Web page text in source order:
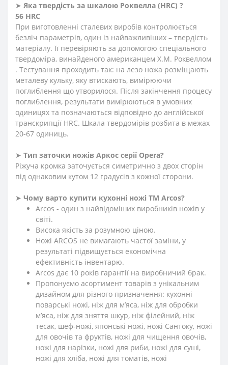
➤ Яка твердість за шкалою Роквелла (HRC) ?
56 HRC
При виготовленні сталевих виробів контролюється
безліч параметрів, один із найважливіших – твердість
матеріалу. Її перевіряють за допомогою спеціального
твердоміра, винайденого американцем Х.М. Роквеллом
. Тестування проходить так: на лезо ножа розміщають
металеву кульку, яку втискають, вимірюючи
поглиблення що утворилося. Після закінчення процесу
поглиблення, результати вимірюються в умовних
одиницях та позначаються відповідно до англійської
транскрипції HRC. Шкала твердомірів розбита в межах
20-67 одиниць.
➤ Тип заточки ножів Аркос серіїOpera?
Ріжуча кромка заточується симетрично з двох сторін
під однаковим кутом 12 градусів з кожної сторони.
➤ Чому варто купити кухонні ножі ТМ Arcos?
Arcos - один з найвідоміших виробників ножів у
світі.
Висока якість за розумною ціною.
Ножі ARCOS не вимагають частої заміни, у
результаті підвищується економічна
ефективність інвентарю.
Arcos дає 10 років гарантії на виробничий брак.
Пропонуємо асортимент товарів з унікальним
дизайном для різного призначення: кухонні
поварські ножі, ніж для м’яса, ніж для обробки
м’яса, ніж для зняття шкур, ніж філейний, ніж
тесак, шеф-ножі, японські ножі, ножі Сантоку, ножі
для овочів та фруктів, ножі для чищення овочів,
ножі для нарізки, ножі для риби, ножі для суші,
ножі для хліба, ножі для томатів, ножі